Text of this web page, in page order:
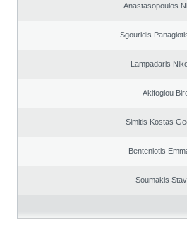
Anastasopoulos
Sgouridis
Lampadaris
Akifoglou
Simitis Kostas
Benteniotis
Soumakis